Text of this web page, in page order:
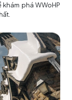
phá WWoHP